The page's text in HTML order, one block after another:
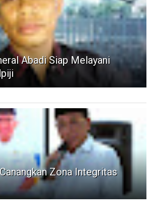
Abadi Siap Melayani
Zona Integritas